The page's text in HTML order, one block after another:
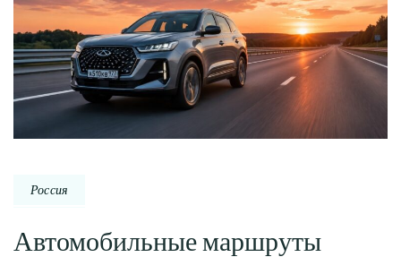
Россия
Автомобильные маршруты